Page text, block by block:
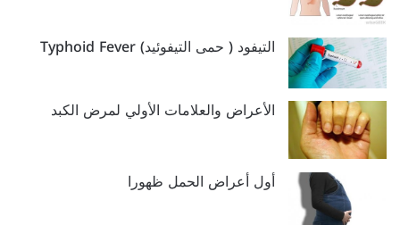
التيفود ( حمى التيفوئيد) Typhoid Fever
الأعراض والعلامات الأولي لمرض الكبد
أول أعراض الحمل ظهورا